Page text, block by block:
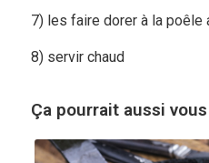
7) les faire dorer à la poêle
8) servir chaud
Ça pourrait aussi